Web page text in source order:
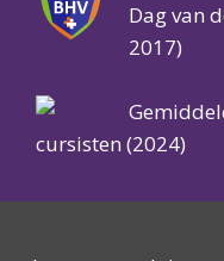
Dag van
2017)
cursisten (2024)